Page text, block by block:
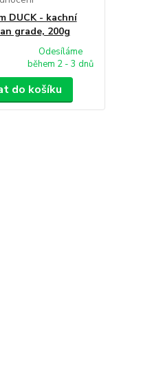
DUCK - kachní
grade, 200g
Odesíláme
během 2 - 3 dnů
do košíku